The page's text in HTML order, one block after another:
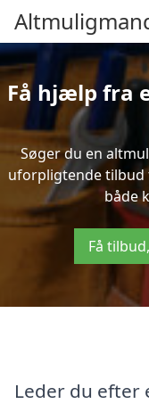
Få hjælp fra
Søger du en
uforpligtende tilbud
både
Få
Leder du efter